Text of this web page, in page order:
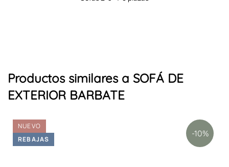
Productos similares a SOFÁ DE
EXTERIOR BARBATE
NUEVO
-10%
REBAJAS